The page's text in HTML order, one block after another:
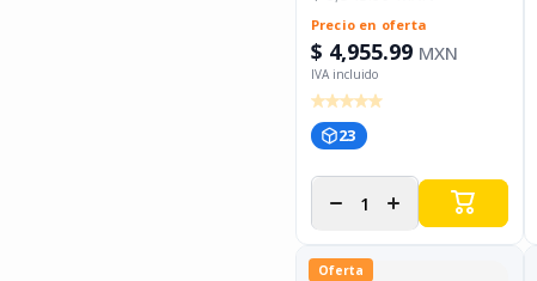
Precio en oferta
$ 4,955.99 MXN
23
cantidad
Aumentar
cantidad
para
Oferta